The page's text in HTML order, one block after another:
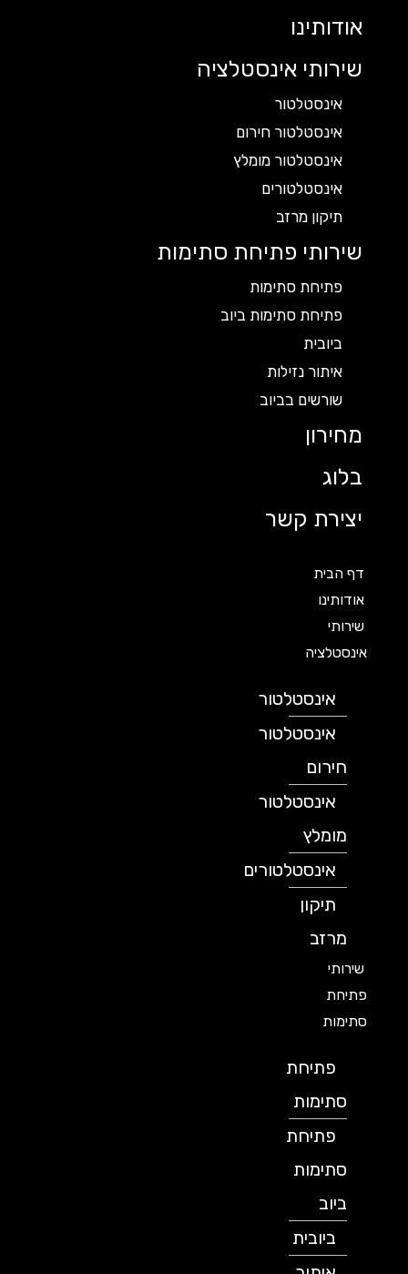
אודותינו
שירותי אינסטלציה
אינסטלטור
אינסטלטור חירום
אינסטלטור מומלץ
אינסטלטורים
תיקון מרזב
שירותי פתיחת סתימות
פתיחת סתימות
פתיחת סתימות ביוב
ביובית
איתור נזילות
שורשים בביוב
מחירון
בלוג
יצירת קשר
דף הבית
אודותינו
שירותי
אינסטלציה
אינסטלטור
אינסטלטור
חירום
אינסטלטור
מומלץ
אינסטלטורים
תיקון
מרזב
שירותי
פתיחת
סתימות
פתיחת
סתימות
פתיחת
סתימות
ביובית